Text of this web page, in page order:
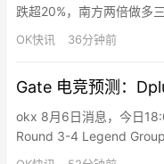
跌超20%，南方两倍做多
OK快讯 36分钟前
Gate 电竞预测：
okx 8月6日消息，今日
Round 3-4 Legend
T1 战队展开较量。截至